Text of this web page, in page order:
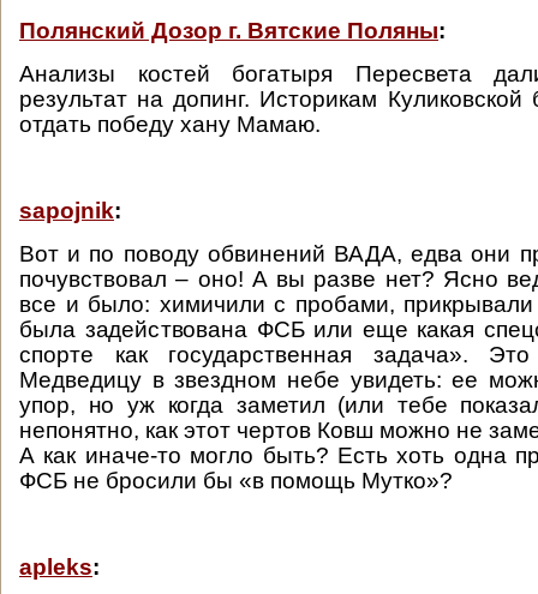
Полянский Дозор г. Вятские Поляны:
Анализы костей богатыря Пересвета
результат на допинг. Историкам
отдать победу хану Мамаю.
sapojnik:
Вот и по поводу обвинений ВАДА, едва они
почувствовал – оно! А вы разве нет? Ясно
все и было: химичили с пробами, прикрывали
была задействована ФСБ или еще какая
спорте как государственная задача».
Медведицу в звездном небе увидеть: ее
упор, но уж когда заметил (или тебе
непонятно, как этот чертов Ковш можно не
А как иначе-то могло быть? Есть хоть одна
ФСБ не бросили бы «в помощь Мутко»?
apleks: